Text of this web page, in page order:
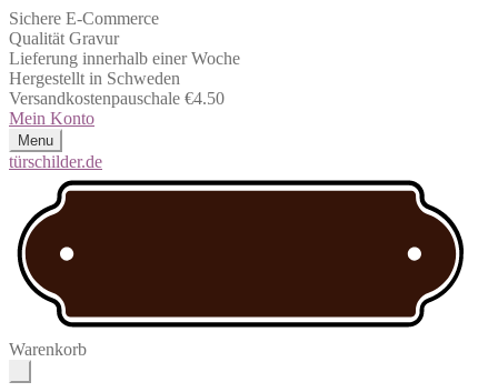
Sichere E-Commerce
Qualität Gravur
Lieferung innerhalb einer Woche
Hergestellt in Schweden
Versandkostenpauschale €4.50
Mein Konto
Menu
türschilder.de
Warenkorb